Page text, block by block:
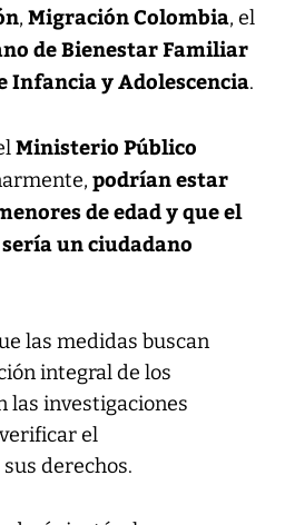
, Migración Colombia, el
de Bienestar Familiar
Infancia y Adolescencia.
Ministerio Público
podrían estar
de edad y que el
un ciudadano
las medidas buscan
integral de los
las investigaciones
el
derechos.